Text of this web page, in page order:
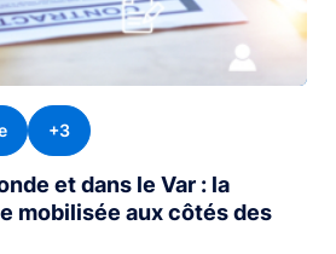
+3
et dans le Var : la
mobilisée aux côtés des